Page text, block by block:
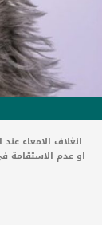
انغلاف الامعاء
او عدم الاستقامة
(تدلي) ، وجزء من
شكل الأمعاء في